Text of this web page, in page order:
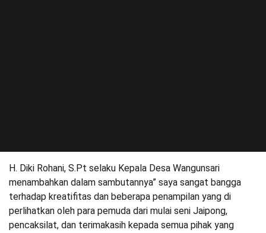
H. Diki Rohani, S.Pt selaku Kepala Desa Wangunsari
menambahkan dalam sambutannya” saya sangat bangga
terhadap kreatifitas dan beberapa penampilan yang di
perlihatkan oleh para pemuda dari mulai seni Jaipong,
pencaksilat, dan terimakasih kepada semua pihak yang